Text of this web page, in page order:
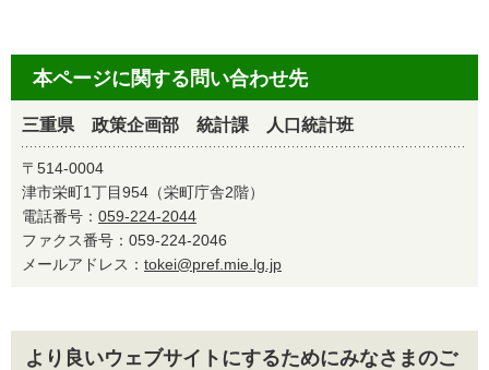
本ページに関する問い合わせ先
三重県 政策企画部 統計課 人口統計班
〒514-0004
津市栄町1丁目954（栄町庁舎2階）
電話番号： 059-224-2044
ファクス番号：059-224-2046
メールアドレス： tokei@pref.mie.lg.jp
より良いウェブサイトにするためにみなさまのご